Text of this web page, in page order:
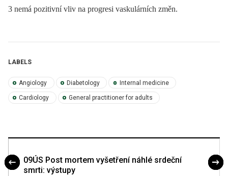
3 nemá pozitivní vliv na progresi vaskulárních změn.
LABELS
Angiology Diabetology Internal medicine
Cardiology General practitioner for adults
09ÚS Post mortem vyšetření náhlé srdeční
smrti: výstupy